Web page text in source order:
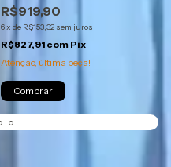
R$919,90
6x de R$153,32 sem juros
R$827,91 com Pix
Atenção, última peça!
Comprar